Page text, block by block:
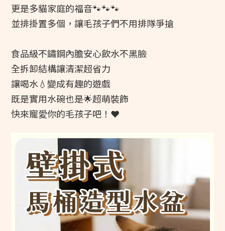
更是多貓家庭的福音🐾🐾🐾
並排掛置多個，讓毛孩子們不用排隊爭搶
食品級不鏽鋼內膽安心飲水不黑臉
全拆卸結構讓清潔超省力
讓喝水💧變成有趣的遊戲
既是實用水碗也是🌟超萌裝飾
快來寵愛你的毛孩子吧！❤️